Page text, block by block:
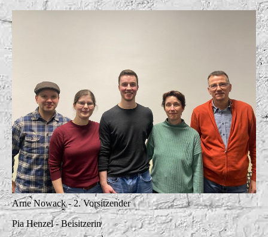
Arne Nowack - 2. Vorsitzender
Pia Henzel - Beisitzerin